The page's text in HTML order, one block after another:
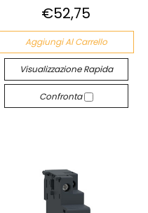
€52,75
Aggiungi Al Carrello
Visualizzazione Rapida
Confronta